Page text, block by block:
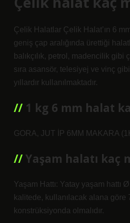
Çelik Halatlar Çelik Halat’ın 6
geniş çap aralığında ürettiği
balıkçılık, petrol, madencilik gibi
sıra asansör, telesiyej ve vinç
yıllardır kullanılmaktadır.
1 kg 6 mm halat
GORA, JUT İP 6MM MAKARA
Yaşam halatı kaç
Yaşam Hattı: Yatay yaşam hattı
kalitede, kullanılacak alana göre
konstrüksiyonda olmalıdır.